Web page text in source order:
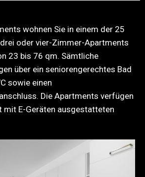
wohnen Sie in einem der 25
drei oder vier-Zimmer-Apartments
23 bis 76 qm. Sämtliche
über ein seniorengerechtes Bad
sowie einen
Die Apartments verfügen
mit E-Geräten ausgestatteten